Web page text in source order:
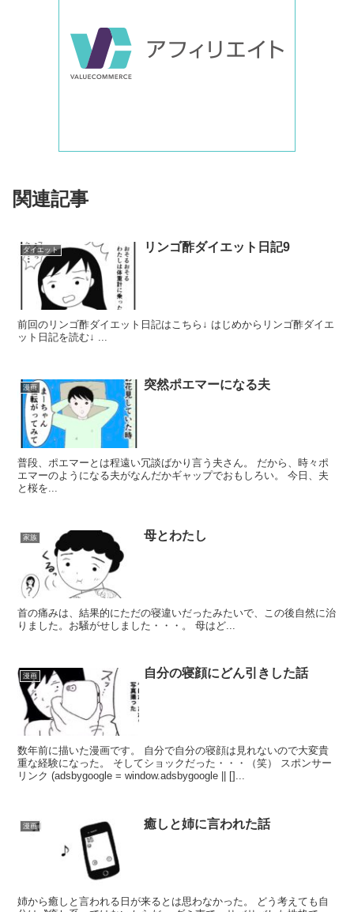
関連記事
ダイエット リンゴ酢ダイエット日記9
前回のリンゴ酢ダイエット日記はこちら↓ はじめからリンゴ酢ダイエ
ット日記を読む↓ ...
漫画 突然ポエマーになる夫
普段、ポエマーとは程遠い冗談ばかり言う夫さん。 だから、時々ポ
エマーのようになる夫がなんだかギャップでおもしろい。 今日、夫
と桜を...
家族 母とわたし
首の痛みは、結果的にただの寝違いだったみたいで、この後自然に治
りました。お騒がせしました・・・。 母はど...
漫画 自分の寝顔にどん引きした話
数年前に描いた漫画です。 自分で自分の寝顔は見れないので大変貴
重な経験になった。 そしてショックだった・・・（笑） スポンサー
リンク (adsbygoogle = window.adsbygoogle || []...
漫画 癒しと姉に言われた話
姉から癒しと言われる日が来るとは思わなかった。 どう考えても自